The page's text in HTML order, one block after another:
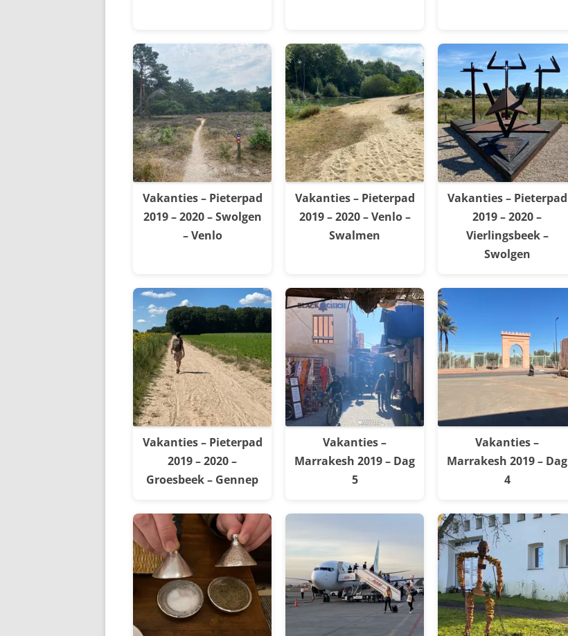
Vakanties – Pieterpad
2019 – 2020 – Swolgen
– Venlo
Vakanties – Pieterpad
2019 – 2020 – Venlo –
Swalmen
Vakanties – Pieterpad
2019 – 2020 –
Vierlingsbeek –
Swolgen
Vakanties – Pieterpad
2019 – 2020 –
Groesbeek – Gennep
Vakanties –
Marrakesh 2019 – Dag
5
Vakanties –
Marrakesh 2019 – Dag
4